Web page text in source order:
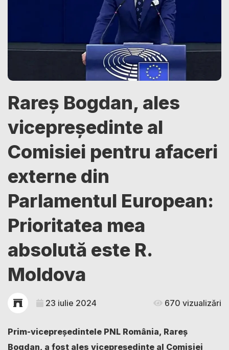
Rareș Bogdan, ales
vicepreședinte al
Comisiei pentru afaceri
externe din
Parlamentul European:
Prioritatea mea
absolută este R.
Moldova
23 iulie 2024 670 vizualizări
Prim-vicepreședintele PNL România, Rareș
Bogdan, a fost ales vicepreședinte al Comisiei